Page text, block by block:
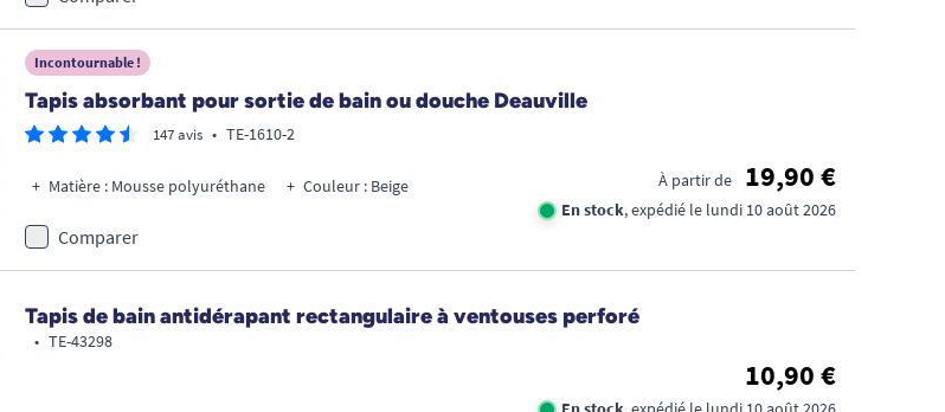
Incontournable !
Tapis absorbant pour sortie de bain ou douche Deauville
147 avis • TE-1610-2
Matière : Mousse polyuréthane Couleur : Beige À partir de 19,90 €
En stock, expédié le lundi 10 août 2026
Comparer
Tapis de bain antidérapant rectangulaire à ventouses perforé
• TE-43298
10,90 €